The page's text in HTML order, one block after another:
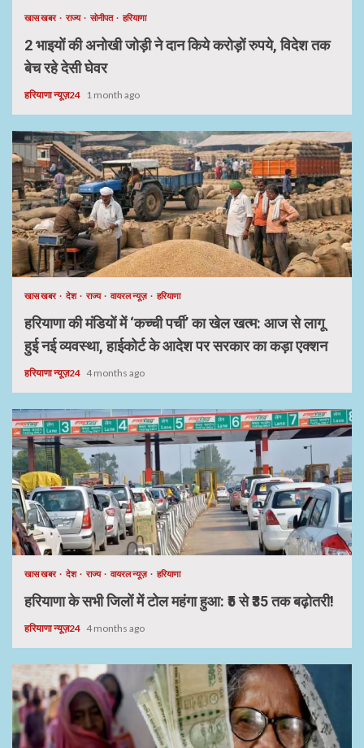
खास खबर राज्य सोनीपत हरियाणा
2 भाइयों की अनोखी जोड़ी ने दान किये करोड़ों रुपये, विदेश तक
बेच रहे देसी घेवर
हरियाणा न्यूज़24 1 month ago
खास खबर देश राज्य वायरल न्यूज़ हरियाणा
हरियाणा की मंडियों में ‘कच्ची पर्ची’ का खेल खत्म: आज से लागू
हुई नई व्यवस्था, हाईकोर्ट के आदेश पर सरकार का कड़ा एक्शन
हरियाणा न्यूज़24 4 months ago
खास खबर देश राज्य वायरल न्यूज़ हरियाणा
हरियाणा के सभी जिलों में टोल महंगा हुआ: ₹5 से ₹35 तक बढ़ोतरी!
हरियाणा न्यूज़24 4 months ago